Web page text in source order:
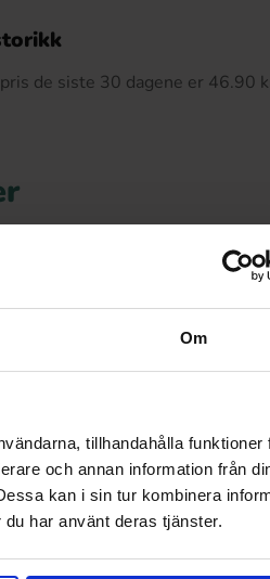
Om
tillhandahålla funktioner
och annan information från
kan i sin tur kombinera
har använt deras tjänster.
de siste 30 dagene er 46.90
Marabou